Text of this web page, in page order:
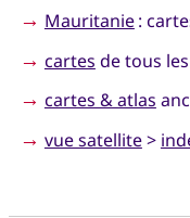
→ Mauritanie:
→ cartes de tous
→ cartes & atlas
→ vue satellite>